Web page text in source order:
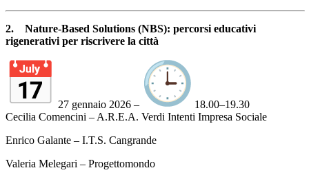
2. Nature-Based Solutions (NBS): percorsi educativi
rigenerativi per riscrivere la città
27 gennaio 2026 –
18.00–19.30
Cecilia Comencini – A.R.E.A. Verdi Intenti Impresa Sociale
Enrico Galante – I.T.S. Cangrande
Valeria Melegari – Progettomondo